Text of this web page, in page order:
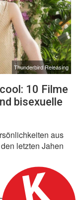
Thunderbird Releasing
10 Filme
bisexuelle
aus
letzten Jahen